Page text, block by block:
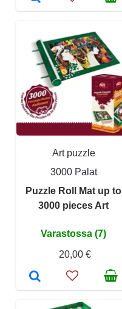
Art puzzle
3000 Palat
Puzzle Roll Mat up to
3000 pieces Art
Varastossa (7)
20,00 €